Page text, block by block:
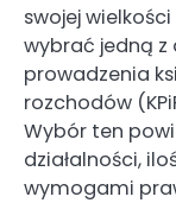
swojej
wybrać jedną
prowadzenia
rozchodów
Wybór ten
działalności,
wymogami